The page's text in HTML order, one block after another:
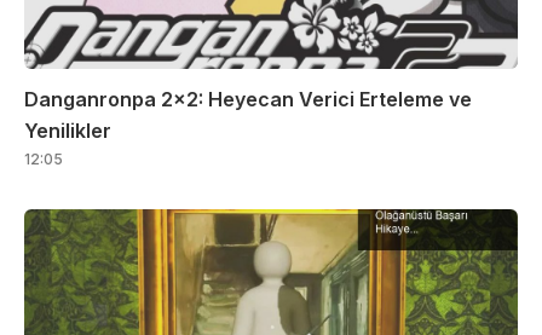
Danganronpa 2×2: Heyecan Verici Erteleme ve
Yenilikler
12:05